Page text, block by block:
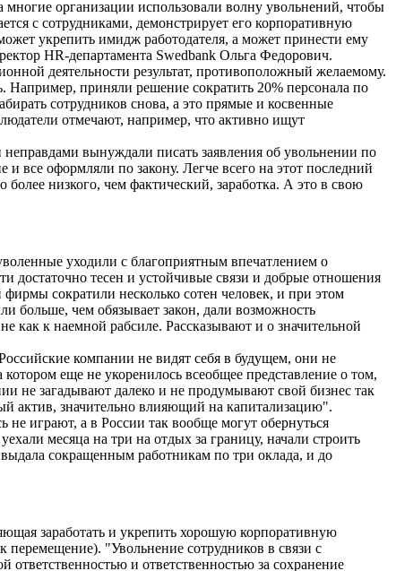
организации использовали волну увольнений, чтобы
с сотрудниками, демонстрирует его корпоративную
укрепить имидж работодателя, а может принести ему
HR-департамента Swedbank Ольга Федорович.
деятельности результат, противоположный желаемому.
Например, приняли решение сократить 20% персонала по
сотрудников снова, а это прямые и косвенные
отмечают, например, что активно ищут
вынуждали писать заявления об увольнении по
все оформляли по закону. Легче всего на этот последний
низкого, чем фактический, заработка. А это в свою
уходили с благоприятным впечатлением о
достаточно тесен и устойчивые связи и добрые отношения
сократили несколько сотен человек, и при этом
больше, чем обязывает закон, дали возможность
как к наемной рабсиле. Рассказывают и о значительной
компании не видят себя в будущем, они не
еще не укоренилось всеобщее представление о том,
не загадывают далеко и не продумывают свой бизнес так
актив, значительно влияющий на капитализацию".
играют, а в России так вообще могут обернуться
месяца на три на отдых за границу, начали строить
сокращенным работникам по три оклада, и до
заработать и укрепить хорошую корпоративную
перемещение). "Увольнение сотрудников в связи с
и ответственностью за сохранение